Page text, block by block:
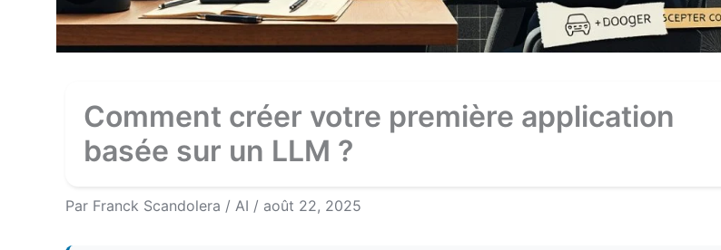
Comment créer votre première application
basée sur un LLM ?
Par Franck Scandolera / AI / août 22, 2025